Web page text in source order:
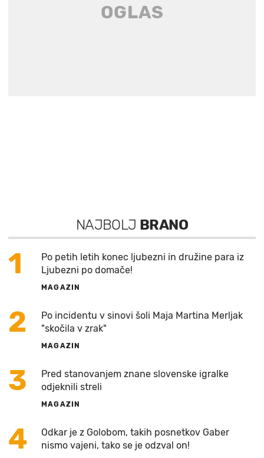
NAJBOLJ BRANO
1
Po petih letih konec ljubezni in družine para iz
Ljubezni po domače!
MAGAZIN
2
Po incidentu v sinovi šoli Maja Martina Merljak
"skočila v zrak"
MAGAZIN
3
Pred stanovanjem znane slovenske igralke
odjeknili streli
MAGAZIN
4
Odkar je z Golobom, takih posnetkov Gaber
nismo vajeni, tako se je odzval on!